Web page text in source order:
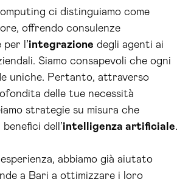
ci distinguiamo come
offrendo consulenze
l’integrazione degli agenti ai
Siamo consapevoli che ogni
uniche. Pertanto, attraverso
delle tue necessità
strategie su misura che
benefici dell’intelligenza artificiale.
abbiamo già aiutato
a Bari a ottimizzare i loro